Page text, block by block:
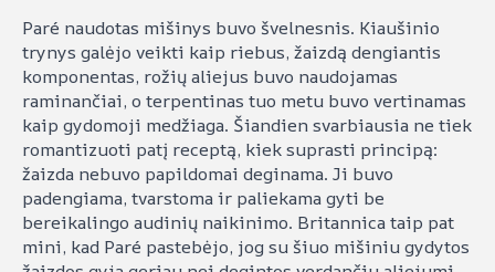
Paré naudotas mišinys buvo švelnesnis. Kiaušinio
trynys galėjo veikti kaip riebus, žaizdą dengiantis
komponentas, rožių aliejus buvo naudojamas
raminančiai, o terpentinas tuo metu buvo vertinamas
kaip gydomoji medžiaga. Šiandien svarbiausia ne tiek
romantizuoti patį receptą, kiek suprasti principą:
žaizda nebuvo papildomai deginama. Ji buvo
padengiama, tvarstoma ir paliekama gyti be
bereikalingo audinių naikinimo. Britannica taip pat
mini, kad Paré pastebėjo, jog su šiuo mišiniu gydytos